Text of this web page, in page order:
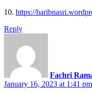
10. https://
Reply
Fachri
January 16, 2023 at 1:41 pm